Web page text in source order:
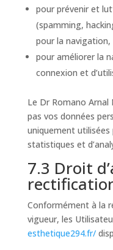
pour prévenir et
(spamming,
pour la navigation,
pour améliorer la
connexion et
Le Dr Romano Arnal
pas vos données
uniquement
statistiques et
7.3 Droit
Conformément à la
vigueur, les
esthetique294.fr/